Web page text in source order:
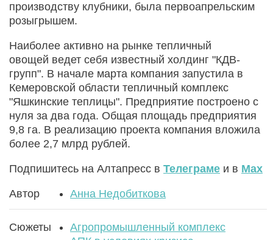
производству клубники, была первоапрельским
розыгрышем.
Наиболее активно на рынке тепличный
овощей ведет себя известный холдинг "КДВ-
групп". В начале марта компания запустила в
Кемеровской области тепличный комплекс
"Яшкинские теплицы". Предприятие построено с
нуля за два года. Общая площадь предприятия
9,8 га. В реализацию проекта компания вложила
более 2,7 млрд рублей.
Подпишитесь на Алтапресс в Телеграме и в Max
Автор Анна Недобиткова
Сюжеты
Агропромышленный комплекс